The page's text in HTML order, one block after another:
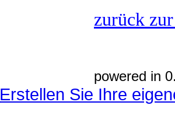
zurück
powered in
Erstellen Sie Ihre